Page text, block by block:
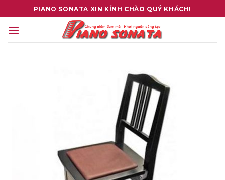
to
content
PIANO SONATA XIN KÍNH CHÀO QUÝ KHÁCH!